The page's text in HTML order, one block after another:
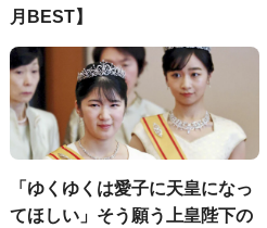
月BEST】
「ゆくゆくは愛子に天皇になっ
てほしい」そう願う上皇陛下の